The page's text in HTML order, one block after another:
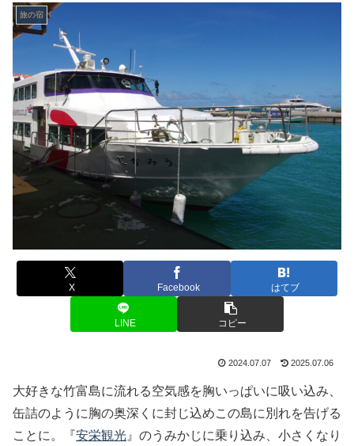
旅の宿
X Facebook はてブ
LINE コピー
2024.07.07 2025.07.06
大好きな竹富島に流れる空気感を胸いっぱいに吸い込み、
缶詰のように胸の奥深くに封じ込めこの島に別れを告げる
ことに。『安栄観光 』のうみかじに乗り込み、小さくなり